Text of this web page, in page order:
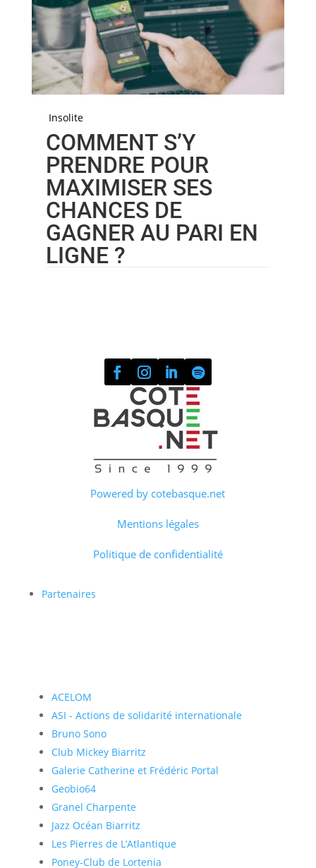
Insolite
COMMENT S’Y
PRENDRE POUR
MAXIMISER SES
CHANCES DE
GAGNER AU PARI EN
LIGNE ?
Powered by cotebasque.net
Mentions légales
Politique de confidentialité
Partenaires
ACELOM
ASI - Actions de solidarité internationale
Bruno Sono
Club Mickey Biarritz
Galerie Catherine et Frédéric Portal
Geobio64
Granel Charpente
Jazz Océan Biarritz
Les Pierres de L’Atlantique
Poney-Club de Lortenia